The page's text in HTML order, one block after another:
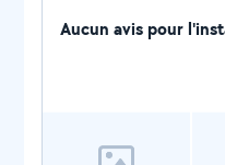
que je peux apporter.
Aucun avis pour